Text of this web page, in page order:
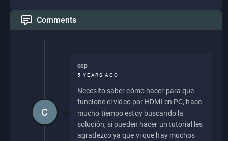
Comments
cep
5 YEARS AGO
Necesito saber cómo hacer para que
funcione el vídeo por HDMI en PC, hace
mucho tiempo estoy buscando la
solución, si pueden hacer un tutorial les
agradezco ya que vi que hay muchos
C